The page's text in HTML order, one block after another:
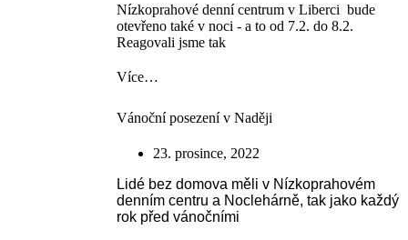
Nízkoprahové denní centrum v Liberci bude
otevřeno také v noci - a to od 7.2. do 8.2.
Reagovali jsme tak
Více…
Vánoční posezení v Naději
23. prosince, 2022
Lidé bez domova měli v Nízkoprahovém
denním centru a Noclehárně, tak jako každý
rok před vánočními